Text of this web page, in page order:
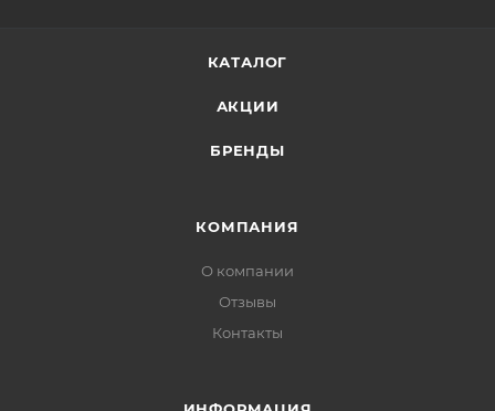
КАТАЛОГ
АКЦИИ
БРЕНДЫ
КОМПАНИЯ
О компании
Отзывы
Контакты